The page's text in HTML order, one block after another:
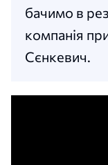
бачимо в
компанія
Сєнкевич.